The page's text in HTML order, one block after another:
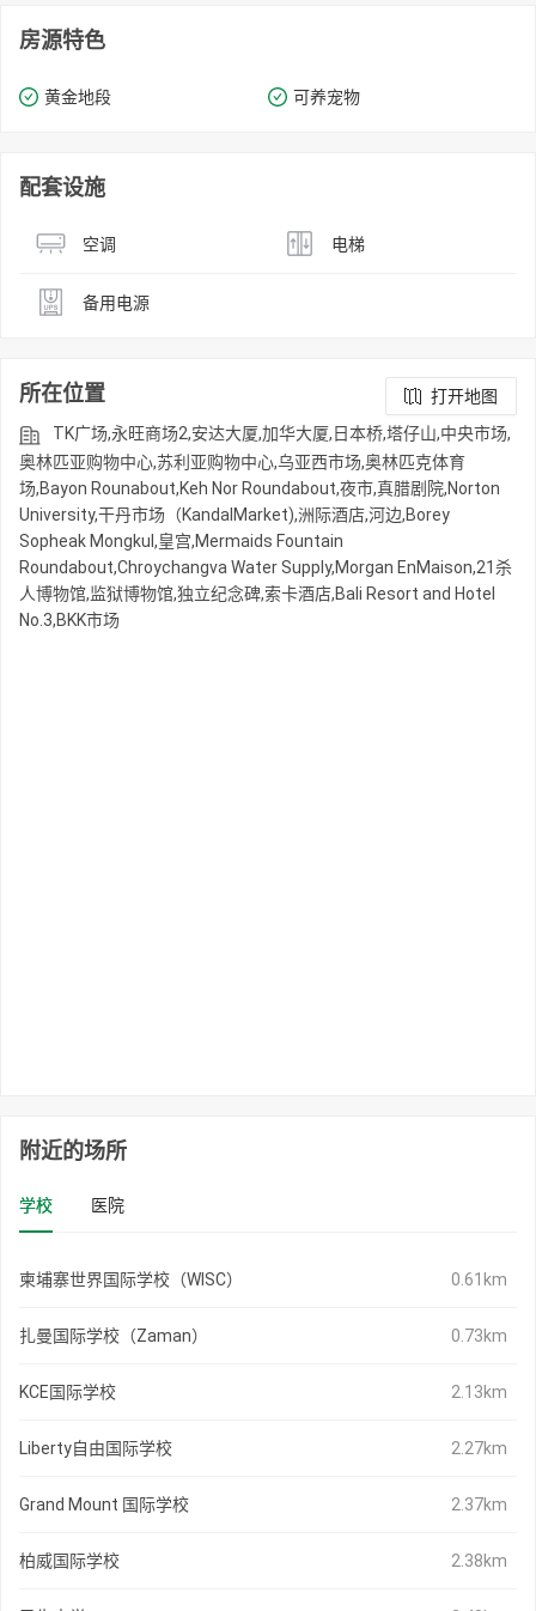
房源特色
黄金地段 可养宠物
配套设施
空调 电梯
备用电源
所在位置
打开地图
TK广场,永旺商场2,安达大厦,加华大厦,日本桥,塔仔山,中央市场,
奥林匹亚购物中心,苏利亚购物中心,乌亚西市场,奥林匹克体育
场,Bayon Rounabout,Keh Nor Roundabout,夜市,真腊剧院,Norton
University,干丹市场（KandalMarket),洲际酒店,河边,Borey
Sopheak Mongkul,皇宫,Mermaids Fountain
Roundabout,Chroychangva Water Supply,Morgan EnMaison,21杀
人博物馆,监狱博物馆,独立纪念碑,索卡酒店,Bali Resort and Hotel
No.3,BKK市场
附近的场所
学校 医院
柬埔寨世界国际学校（WISC） 0.61km
扎曼国际学校（Zaman） 0.73km
KCE国际学校 2.13km
Liberty自由国际学校 2.27km
Grand Mount 国际学校 2.37km
柏威国际学校 2.38km